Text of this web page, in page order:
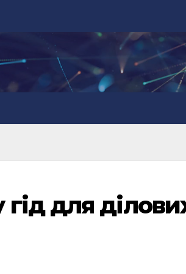
для